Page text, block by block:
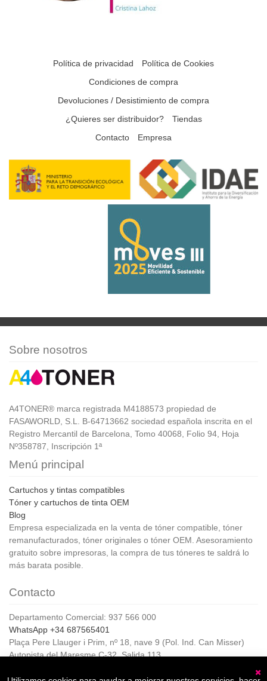
Política de privacidad
Política de Cookies
Condiciones de compra
Devoluciones / Desistimiento de compra
¿Quieres ser distribuidor?
Tiendas
Contacto
Empresa
Sobre nosotros
A4TONER® marca registrada M4188573 propiedad de
FASAWORLD, S.L. B-64713662 sociedad española inscrita en el
Registro Mercantil de Barcelona, Tomo 40068, Folio 94, Hoja
Nº358787, Inscripción 1ª
Menú principal
Cartuchos y tintas compatibles
Tóner y cartuchos de tinta OEM
Blog
Empresa especializada en la venta de tóner compatible, tóner
remanufacturados, tóner originales o tóner OEM. Asesoramiento
gratuito sobre impresoras, la compra de tus tóneres te saldrá lo
más barata posible.
Contacto
Departamento Comercial: 937 566 000
WhatsApp +34 687565401
Plaça Pere Llauger i Prim, nº 18, nave 9 (Pol. Ind. Can Misser)
Autopista del Maresme C-32, Salida 113